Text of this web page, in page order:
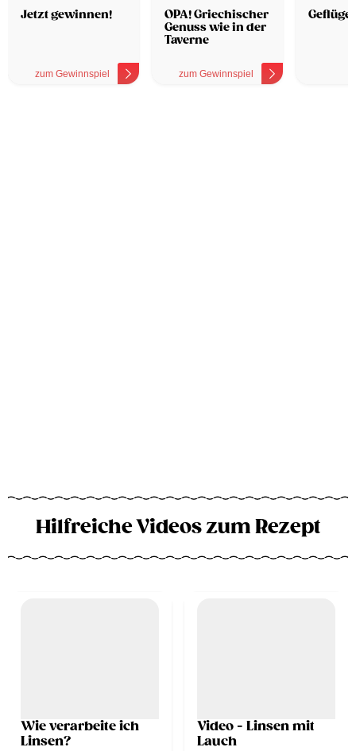
Hotel
Jetzt gewinnen!
zum Gewinnspiel
OPA! Griechischer
Genuss wie in der
Taverne
zum Gewinnspiel
Hilfreiche Videos zum Rezept
Wie verarbeite ich
Linsen?
Video - Linsen mit
Lauch